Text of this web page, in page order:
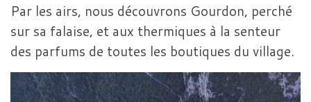
Par les airs, nous découvrons Gourdon, perché
sur sa falaise, et aux thermiques à la senteur
des parfums de toutes les boutiques du village.